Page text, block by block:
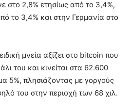
στο 2,8% ετησίως από το 3,4%,
το 3,4% και στην Γερμανία στο
μνεία αξίζει στο bitcoin που
του και κινείται στα 62.600
5%, πλησιάζοντας με γοργούς
του στην περιοχή των 68 χιλ.